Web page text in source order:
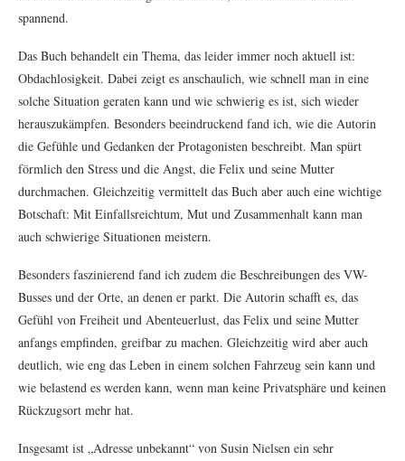
spannend.
Das Buch behandelt ein Thema, das leider immer noch aktuell ist:
Obdachlosigkeit. Dabei zeigt es anschaulich, wie schnell man in eine
solche Situation geraten kann und wie schwierig es ist, sich wieder
herauszukämpfen. Besonders beeindruckend fand ich, wie die Autorin
die Gefühle und Gedanken der Protagonisten beschreibt. Man spürt
förmlich den Stress und die Angst, die Felix und seine Mutter
durchmachen. Gleichzeitig vermittelt das Buch aber auch eine wichtige
Botschaft: Mit Einfallsreichtum, Mut und Zusammenhalt kann man
auch schwierige Situationen meistern.
Besonders faszinierend fand ich zudem die Beschreibungen des VW-
Busses und der Orte, an denen er parkt. Die Autorin schafft es, das
Gefühl von Freiheit und Abenteuerlust, das Felix und seine Mutter
anfangs empfinden, greifbar zu machen. Gleichzeitig wird aber auch
deutlich, wie eng das Leben in einem solchen Fahrzeug sein kann und
wie belastend es werden kann, wenn man keine Privatsphäre und keinen
Rückzugsort mehr hat.
Insgesamt ist „Adresse unbekannt“ von Susin Nielsen ein sehr